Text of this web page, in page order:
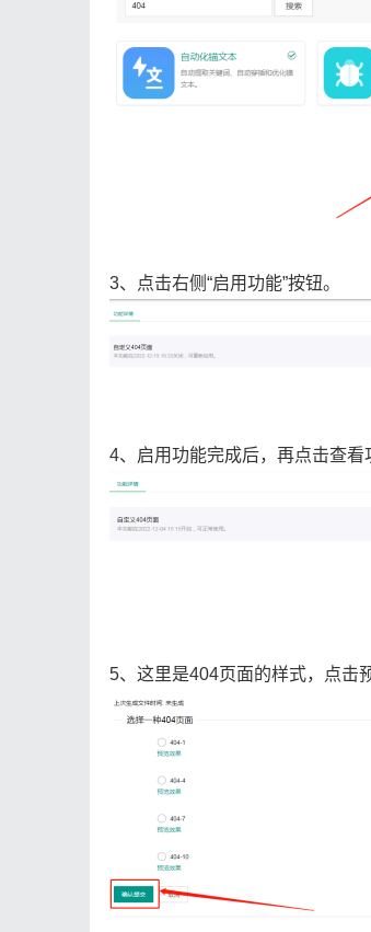
3、点击右侧“启用功能”按钮。
4、启用功能完成后，再点击查看
5、这里是404页面的样式，点击